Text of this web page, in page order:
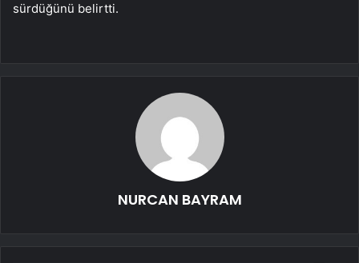
sürdüğünü belirtti.
NURCAN BAYRAM